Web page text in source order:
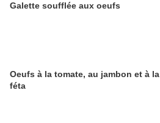
Galette soufflée aux oeufs
Oeufs à la tomate, au jambon et à la
féta